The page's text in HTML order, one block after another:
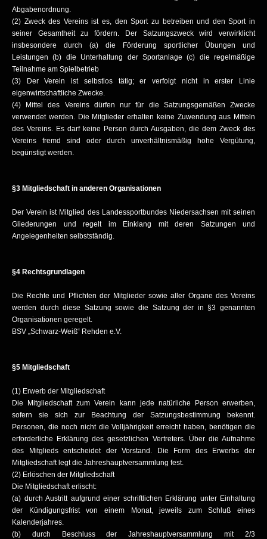
Abgabenordnung.
(2) Zweck des Vereins ist es, den Sport zu betreiben und den Sport in
seiner Gesamtheit zu fördern. Der Satzungszweck wird verwirklicht
insbesondere durch (a) die Förderung sportlicher Übungen und
Leistungen (b) die Unterhaltung der Sportanlage (c) die regelmäßige
Teilnahme am Spielbetrieb
(3) Der Verein ist selbstlos tätig; er verfolgt nicht in erster Linie
eigenwirtschaftliche Zwecke.
(4) Mittel des Vereins dürfen nur für die Satzungsgemäßen Zwecke
verwendet werden. Die Mitglieder erhalten keine Zuwendung aus Mitteln
des Vereins. Es darf keine Person durch Ausgaben, die dem Zweck des
Vereins fremd sind oder durch unverhältnismäßig hohe Vergütung,
begünstigt werden.
§3 Mitgliedschaft in anderen Organisationen
Der Verein ist Mitglied des Landessportbundes Niedersachsen mit seinen
Gliederungen und regelt im Einklang mit deren Satzungen und
Angelegenheiten selbstständig.
§4 Rechtsgrundlagen
Die Rechte und Pflichten der Mitglieder sowie aller Organe des Vereins
werden durch diese Satzung sowie die Satzung der in §3 genannten
Organisationen geregelt.
BSV „Schwarz-Weiß“ Rehden e.V.
§5 Mitgliedschaft
(1) Erwerb der Mitgliedschaft
Die Mitgliedschaft zum Verein kann jede natürliche Person erwerben,
sofern sie sich zur Beachtung der Satzungsbestimmung bekennt.
Personen, die noch nicht die Volljährigkeit erreicht haben, benötigen die
erforderliche Erklärung des gesetzlichen Vertreters. Über die Aufnahme
des Mitglieds entscheidet der Vorstand. Die Form des Erwerbs der
Mitgliedschaft legt die Jahreshauptversammlung fest.
(2) Erlöschen der Mitgliedschaft
Die Mitgliedschaft erlischt:
(a) durch Austritt aufgrund einer schriftlichen Erklärung unter Einhaltung
der Kündigungsfrist von einem Monat, jeweils zum Schluß eines
Kalenderjahres.
(b) durch Beschluss der Jahreshauptversammlung mit 2/3